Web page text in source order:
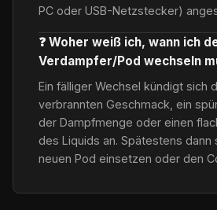
PC oder USB-Netzstecker)
❓ Woher weiß ich, wann ich
Verdampfer/Pod wechseln
Ein fälliger Wechsel kündigt sich
verbrannten Geschmack, ein
der Dampfmenge oder einen
des Liquids an. Spätestens dann
neuen Pod einsetzen oder den